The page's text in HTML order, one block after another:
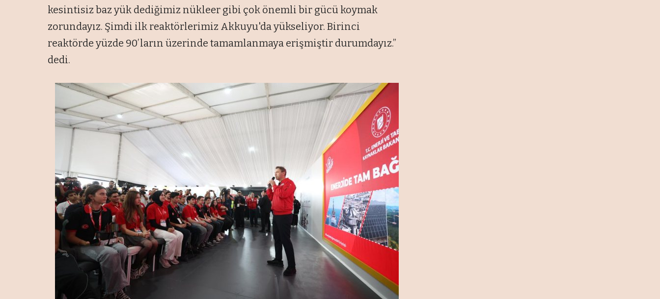
kesintisiz baz yük dediğimiz nükleer gibi çok önemli bir gücü koymak
zorundayız. Şimdi ilk reaktörlerimiz Akkuyu'da yükseliyor. Birinci
reaktörde yüzde 90’ların üzerinde tamamlanmaya erişmiştir durumdayız.”
dedi.